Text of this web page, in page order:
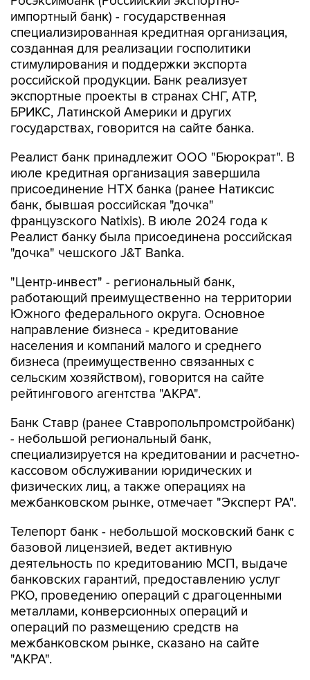
импортный банк) - государственная
специализированная кредитная организация,
созданная для реализации госполитики
стимулирования и поддержки экспорта
российской продукции. Банк реализует
экспортные проекты в странах СНГ, АТР,
БРИКС, Латинской Америки и других
государствах, говорится на сайте банка.
Реалист банк принадлежит ООО "Бюрократ". В
июле кредитная организация завершила
присоединение НТХ банка (ранее Натиксис
банк, бывшая российская "дочка"
французского Natixis). В июле 2024 года к
Реалист банку была присоединена российская
"дочка" чешского J&T Banka.
"Центр-инвест" - региональный банк,
работающий преимущественно на территории
Южного федерального округа. Основное
направление бизнеса - кредитование
населения и компаний малого и среднего
бизнеса (преимущественно связанных с
сельским хозяйством), говорится на сайте
рейтингового агентства "АКРА".
Банк Ставр (ранее Ставропольпромстройбанк)
- небольшой региональный банк,
специализируется на кредитовании и расчетно-
кассовом обслуживании юридических и
физических лиц, а также операциях на
межбанковском рынке, отмечает "Эксперт РА".
Телепорт банк - небольшой московский банк с
базовой лицензией, ведет активную
деятельность по кредитованию МСП, выдаче
банковских гарантий, предоставлению услуг
РКО, проведению операций с драгоценными
металлами, конверсионных операций и
операций по размещению средств на
межбанковском рынке, сказано на сайте
"АКРА".